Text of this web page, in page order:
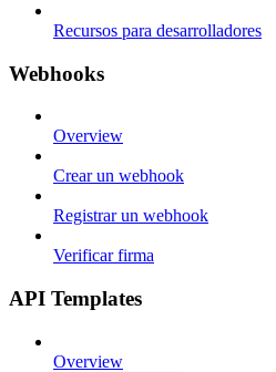
Recursos para desarrolladores
Webhooks
Overview
Crear un webhook
Registrar un webhook
Verificar firma
API Templates
Overview